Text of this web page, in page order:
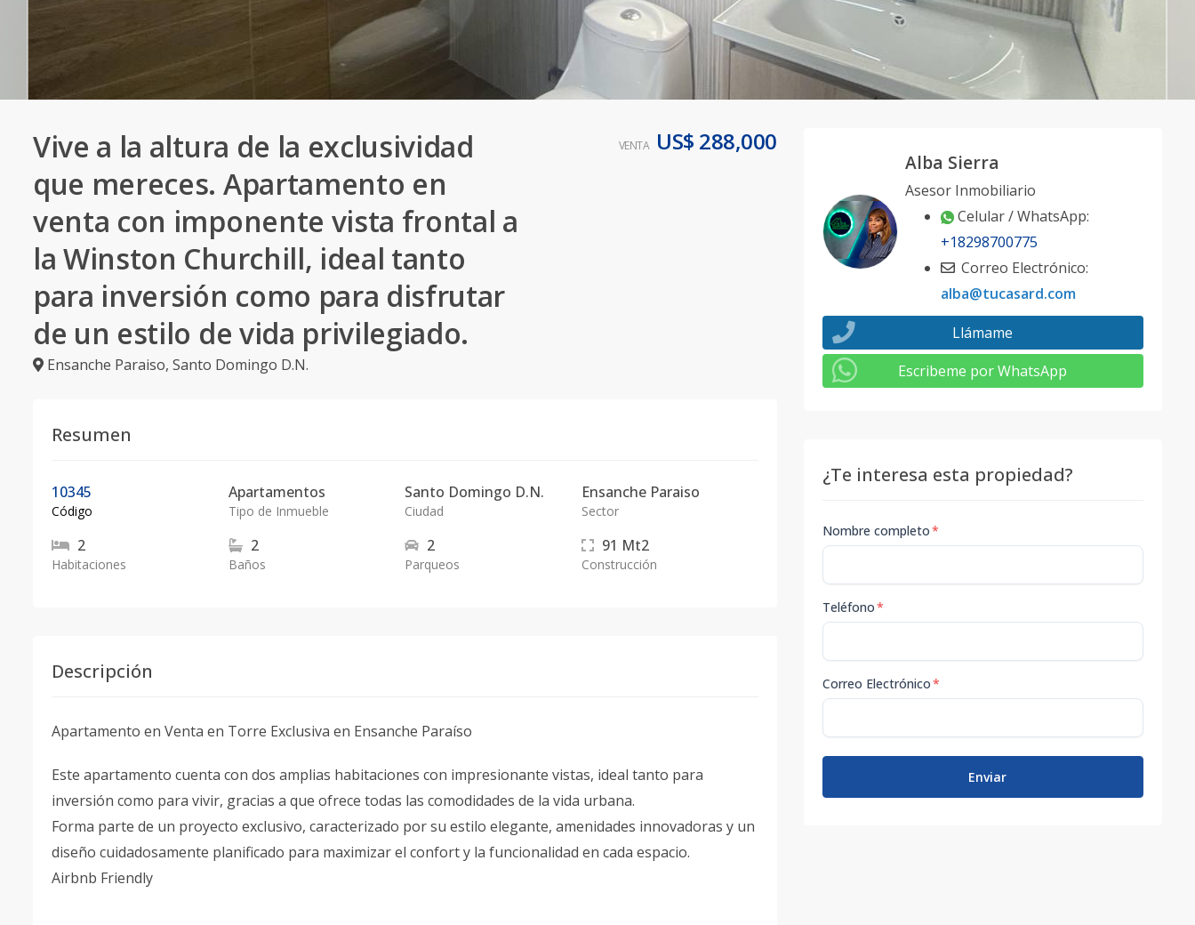
Vive a la altura de la exclusividad
que mereces. Apartamento en
venta con imponente vista frontal a
la Winston Churchill, ideal tanto
para inversión como para disfrutar
de un estilo de vida privilegiado.
Ensanche Paraiso, Santo Domingo D.N.
VENTA US$ 288,000
Resumen
10345
Código
Apartamentos
Tipo de Inmueble
Santo Domingo D.N.
Ciudad
Ensanche Paraiso
Sector
2
Habitaciones
2
Baños
2
Parqueos
91 Mt2
Construcción
Descripción
Apartamento en Venta en Torre Exclusiva en Ensanche Paraíso
Este apartamento cuenta con dos amplias habitaciones con impresionante vistas, ideal tanto para
inversión como para vivir, gracias a que ofrece todas las comodidades de la vida urbana.
Forma parte de un proyecto exclusivo, caracterizado por su estilo elegante, amenidades innovadoras y un
diseño cuidadosamente planificado para maximizar el confort y la funcionalidad en cada espacio.
Airbnb Friendly
Alba Sierra
Asesor Inmobiliario
Celular / WhatsApp:
+18298700775
Correo Electrónico:
alba@tucasard.com
Llámame
Escribeme por WhatsApp
¿Te interesa esta propiedad?
Nombre completo*
Teléfono*
Correo Electrónico*
Enviar